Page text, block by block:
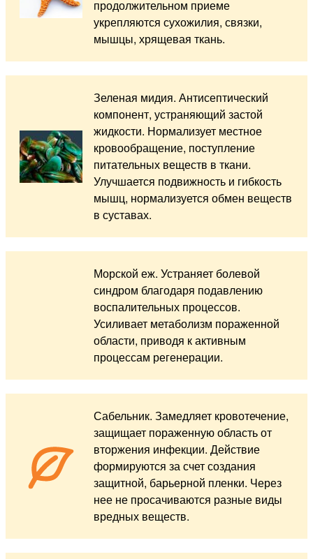
продолжительном приеме
укрепляются сухожилия, связки,
мышцы, хрящевая ткань.
Зеленая мидия. Антисептический
компонент, устраняющий застой
жидкости. Нормализует местное
кровообращение, поступление
питательных веществ в ткани.
Улучшается подвижность и гибкость
мышц, нормализуется обмен веществ
в суставах.
Морской еж. Устраняет болевой
синдром благодаря подавлению
воспалительных процессов.
Усиливает метаболизм пораженной
области, приводя к активным
процессам регенерации.
Сабельник. Замедляет кровотечение,
защищает пораженную область от
вторжения инфекции. Действие
формируются за счет создания
защитной, барьерной пленки. Через
нее не просачиваются разные виды
вредных веществ.